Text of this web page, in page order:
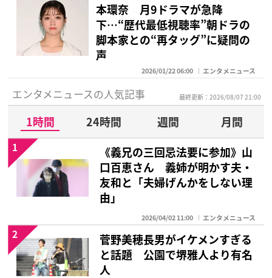
本環奈 月9ドラマが急降
下…“歴代最低視聴率”朝ドラの
脚本家との“再タッグ”に疑問の
声
2026/01/22 06:00 エンタメニュース
エンタメニュースの人気記事 最終更新：2026/08/07 21:00
1時間 24時間 週間
月間
《義兄の三回忌法要に参加》山
口百恵さん 義姉が明かす夫・
友和と「夫婦げんかをしない理
由」
2026/04/02 11:00 エンタメニュース
1
菅野美穂長男がイケメンすぎる
と話題 公園で堺雅人より有名
人
2